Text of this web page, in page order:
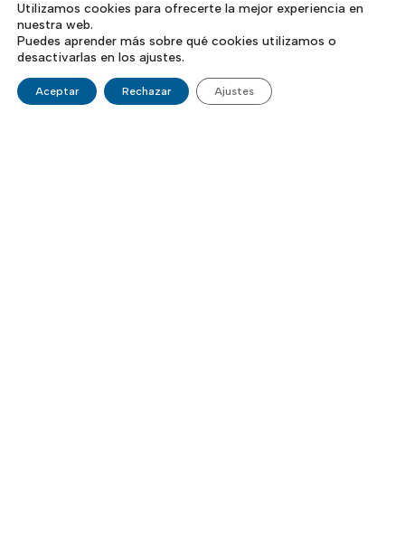
Utilizamos cookies para ofrecerte la mejor experiencia en
nuestra web.
Puedes aprender más sobre qué cookies utilizamos o
desactivarlas en los ajustes.
Aceptar Rechazar Ajustes